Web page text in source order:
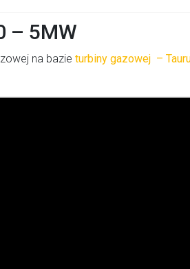
– 5MW
na bazie turbiny gazowej –